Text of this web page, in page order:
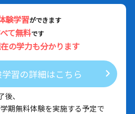
験学習ができます
て無料です
の学力も分かります
習の詳細はこちら
、
期無料体験を実施する予定で